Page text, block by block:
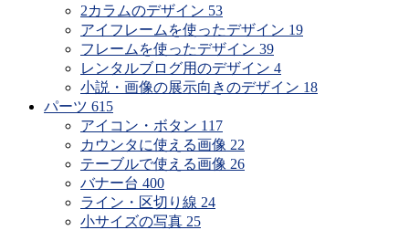
2カラムのデザイン 53
アイフレームを使ったデザイン 19
フレームを使ったデザイン 39
レンタルブログ用のデザイン 4
小説・画像の展示向きのデザイン 18
パーツ 615
アイコン・ボタン 117
カウンタに使える画像 22
テーブルで使える画像 26
バナー台 400
ライン・区切り線 24
小サイズの写真 25